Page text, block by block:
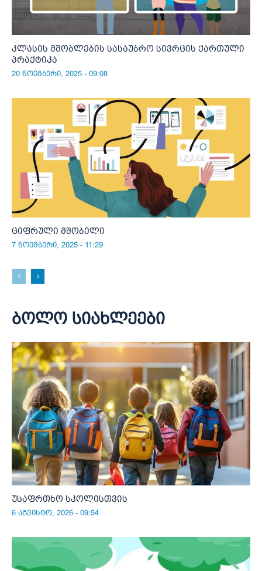
კლასის მშობლების სასაუბრო სივრცის ქართული
პრაქტიკა
20 ნოემბერი, 2025 - 09:08
ციფრული მშობელი
7 ნოემბერი, 2025 - 11:29
ბოლო სიახლეები
უსაფრთხო სკოლისთვის
6 აგვისტო, 2026 - 09:54